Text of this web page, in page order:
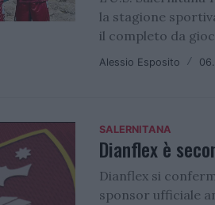
la stagione
il completo da
Alessio Esposito /
SALERNITANA
Dianflex è
Dianflex si
sponsor ufficiale